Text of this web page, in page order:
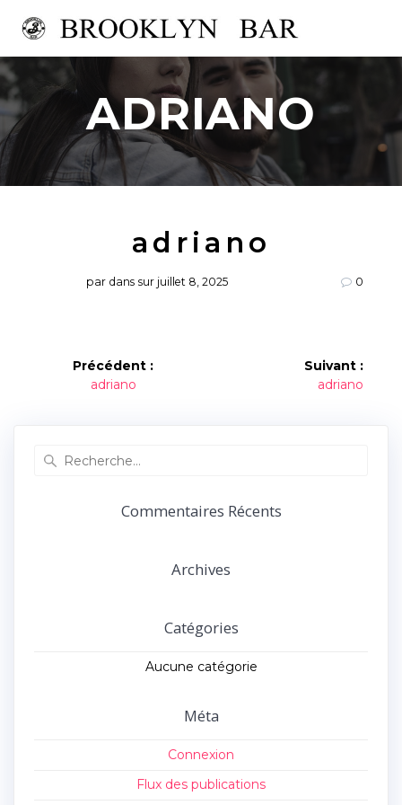
au
ADRIANO
adriano
par dans sur juillet 8, 2025 0
Navigation
Précédent :
Article
adriano
Suivant :
Article
adriano
Commentaires Récents
Archives
Catégories
Aucune catégorie
Méta
Connexion
Flux des publications